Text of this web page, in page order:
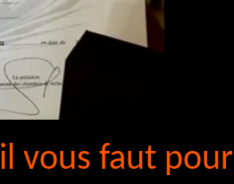
vous faut pour